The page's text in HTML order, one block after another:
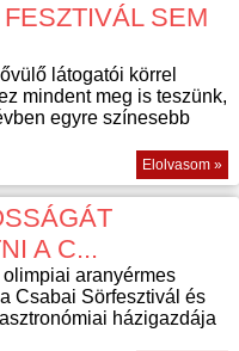
SEM
látogatói körrel
mindent meg is teszünk,
egyre színesebb
Elolvasom »
A C...
aranyérmes
Csabai Sörfesztivál és
házigazdája